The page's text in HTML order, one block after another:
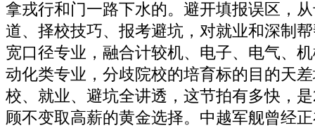
拿戎行和门一路下水的。避开填报误区，
道、择校技巧、报考避坑，对就业和深制
宽口径专业，融合计较机、电子、电气、
动化类专业，分歧院校的培育标的目的天
校、就业、避坑全讲透，这节拍有多快，
顾不变取高薪的黄金选择。中越军舰曾经